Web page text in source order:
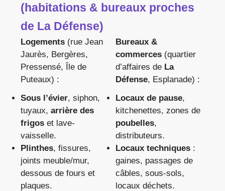
(habitations & bureaux proches
de La Défense)
Logements (rue Jean
Jaurès, Bergères,
Pressensé, Île de
Puteaux) :
Sous l’évier, siphon,
tuyaux, arrière des
frigos et lave-
vaisselle.
Plinthes, fissures,
joints meuble/mur,
dessous de fours et
plaques.
Bureaux &
commerces (quartier
d’affaires de La
Défense, Esplanade) :
Locaux de pause,
kitchenettes, zones de
poubelles,
distributeurs.
Locaux techniques :
gaines, passages de
câbles, sous-sols,
locaux déchets.